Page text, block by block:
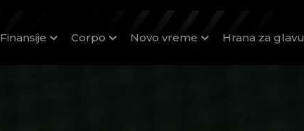
Finansije Corpo Novo vreme Hrana za glavu